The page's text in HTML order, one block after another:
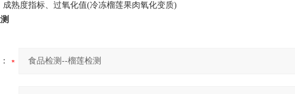
成熟度指标、过氧化值(冷冻榴莲果肉氧化变质)